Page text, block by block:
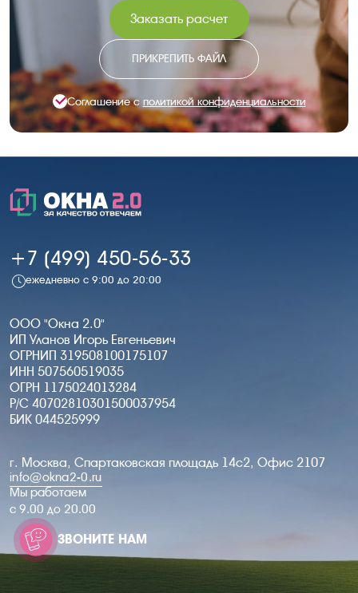
Заказать расчет
ПРИКРЕПИТЬ ФАЙЛ
Соглашение с политикой конфиденциальности
+7 (499) 450-56-33
ежедневно с 9:00 до 20:00
ООО "Окна 2.0"
ИП Уланов Игорь Евгеньевич
ОГРНИП 319508100175107
ИНН 507560519035
ОГРН 1175024013284
Р/С 40702810301500037954
БИК 044525999
г. Москва, Спартаковская площадь 14с2, Офис 2107
info@okna2-0.ru
Мы работаем
c 9.00 до 20.00
ЗВОНИТЕ НАМ